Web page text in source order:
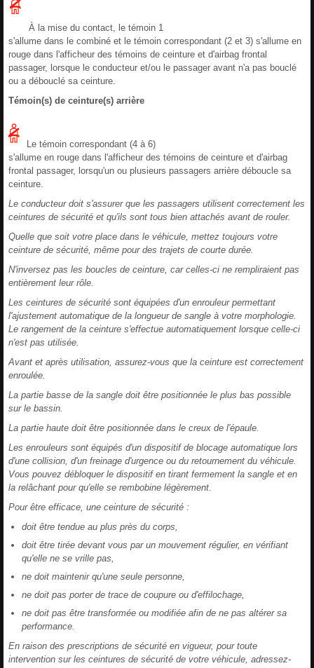
À la mise du contact, le témoin 1
s'allume dans le combiné et le témoin correspondant (2 et 3) s'allume en
rouge dans l'afficheur des témoins de ceinture et d'airbag frontal
passager, lorsque le conducteur et/ou le passager avant n'a pas bouclé
ou a débouclé sa ceinture.
Témoin(s) de ceinture(s) arrière
Le témoin correspondant (4 à 6)
s'allume en rouge dans l'afficheur des témoins de ceinture et d'airbag
frontal passager, lorsqu'un ou plusieurs passagers arrière déboucle sa
ceinture.
Le conducteur doit s'assurer que les passagers utilisent correctement les
ceintures de sécurité et qu'ils sont tous bien attachés avant de rouler.
Quelle que soit votre place dans le véhicule, mettez toujours votre
ceinture de sécurité, même pour des trajets de courte durée.
N'inversez pas les boucles de ceinture, car celles-ci ne rempliraient pas
entièrement leur rôle.
Les ceintures de sécurité sont équipées d'un enrouleur permettant
l'ajustement automatique de la longueur de sangle à votre morphologie.
Le rangement de la ceinture s'effectue automatiquement lorsque celle-ci
n'est pas utilisée.
Avant et après utilisation, assurez-vous que la ceinture est correctement
enroulée.
La partie basse de la sangle doit être positionnée le plus bas possible
sur le bassin.
La partie haute doit être positionnée dans le creux de l'épaule.
Les enrouleurs sont équipés d'un dispositif de blocage automatique lors
d'une collision, d'un freinage d'urgence ou du retournement du véhicule.
Vous pouvez débloquer le dispositif en tirant fermement la sangle et en
la relâchant pour qu'elle se rembobine légèrement.
Pour être efficace, une ceinture de sécurité :
doit être tendue au plus près du corps,
doit être tirée devant vous par un mouvement régulier, en vérifiant
qu'elle ne se vrille pas,
ne doit maintenir qu'une seule personne,
ne doit pas porter de trace de coupure ou d'effilochage,
ne doit pas être transformée ou modifiée afin de ne pas altérer sa
performance.
En raison des prescriptions de sécurité en vigueur, pour toute
intervention sur les ceintures de sécurité de votre véhicule, adressez-